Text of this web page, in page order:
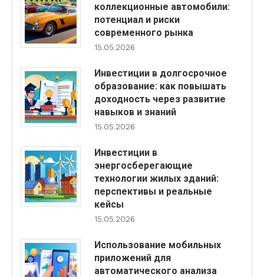
коллекционные автомобили:
потенциал и риски
современного рынка
15.05.2026
Инвестиции в долгосрочное
образование: как повышать
доходность через развитие
навыков и знаний
15.05.2026
Инвестиции в
энергосберегающие
технологии жилых зданий:
перспективы и реальные
кейсы
15.05.2026
Использование мобильных
приложений для
автоматического анализа